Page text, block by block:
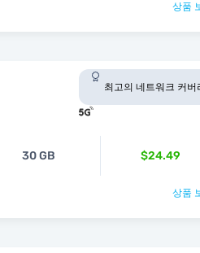
상품
최고의 네트워크 커버
30 GB $24.49
상품